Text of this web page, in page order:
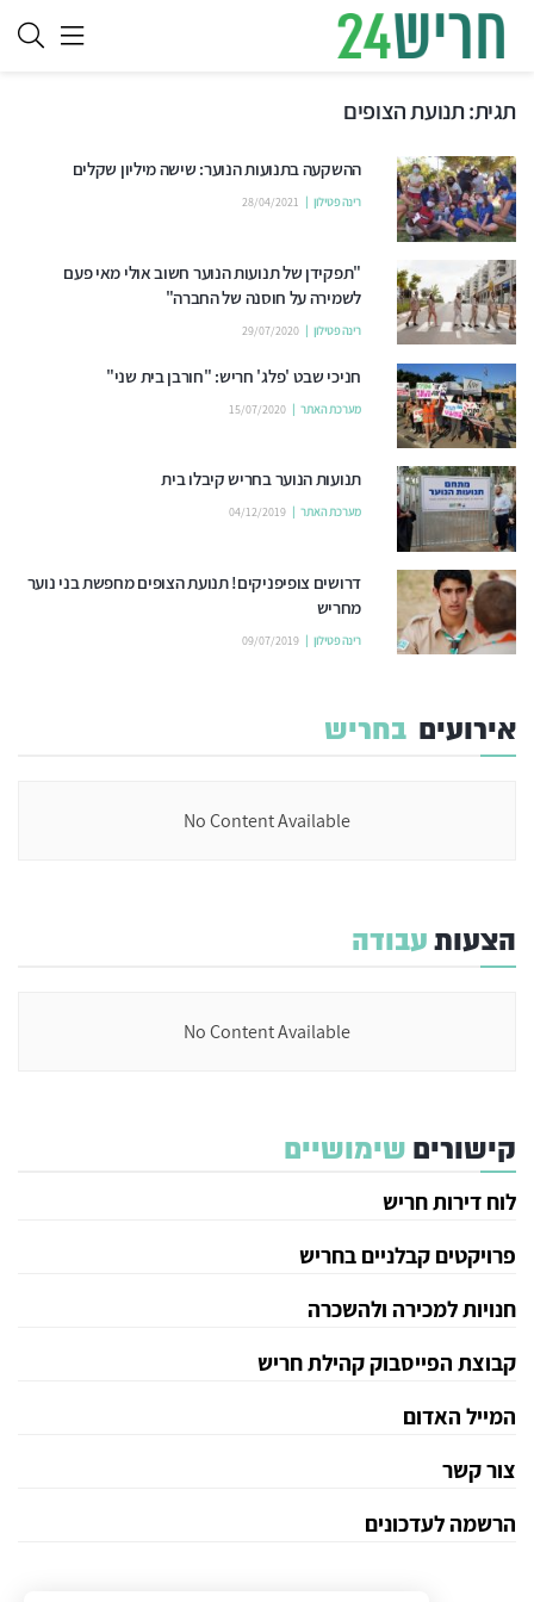
תגית:תנועת הצופים
ההשקעה בתנועות הנוער: שישה מיליון שקלים
רינה פטילון 28/04/2021
"תפקידן של תנועות הנוער חשוב אולי מאי פעם
לשמירה על חוסנה של החברה"
רינה פטילון 29/07/2020
חניכי שבט 'פלג' חריש: "חורבן בית שני"
מערכת האתר 15/07/2020
תנועות הנוער בחריש קיבלו בית
מערכת האתר 04/12/2019
דרושים צופיפניקים! תנועת הצופים מחפשת בני נוער
מחריש
רינה פטילון 09/07/2019
אירועים בחריש
No Content Available
הצעותעבודה
No Content Available
קישורים שימושיים
לוח דירות חריש
פרויקטים קבלניים בחריש
חנויות למכירה ולהשכרה
קבוצת הפייסבוק קהילת חריש
המייל האדום
צור קשר
הרשמה לעדכונים